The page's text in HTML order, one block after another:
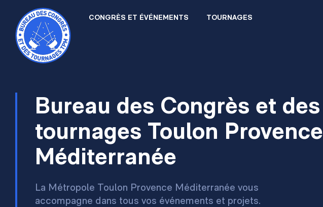
Main navigation
CONGRÈS ET ÉVÉNEMENTS TOURNAGES
Bureau des Congrès et des
tournages Toulon Provence
Méditerranée
La Métropole Toulon Provence Méditerranée vous
accompagne dans tous vos événements et projets.
Panneau de gestion des cookies